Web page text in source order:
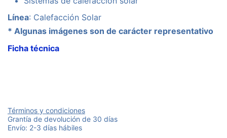
Línea: Calefacción Solar
* Algunas imágenes son de carácter representativo
Ficha técnica
Términos y condiciones
Grantía de devolución de 30 días
Envío: 2-3 días hábiles